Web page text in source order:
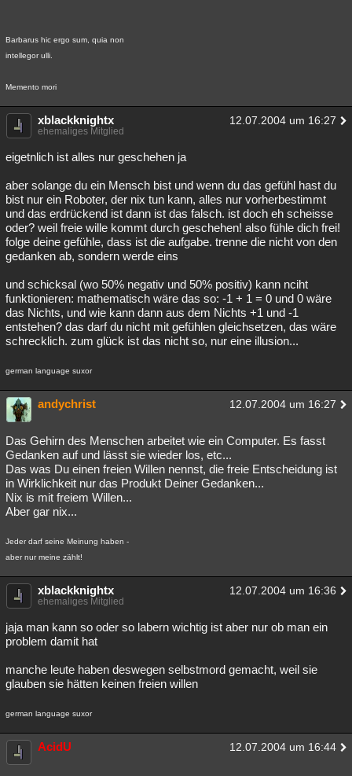
Barbarus hic ergo sum, quia non
intellegor ulli.
Memento mori
xblackknightx 12.07.2004 um 16:27
ehemaliges Mitglied
eigetnlich ist alles nur geschehen ja
aber solange du ein Mensch bist und wenn du das gefühl hast du
bist nur ein Roboter, der nix tun kann, alles nur vorherbestimmt
und das erdrückend ist dann ist das falsch. ist doch eh scheisse
oder? weil freie wille kommt durch geschehen! also fühle dich frei!
folge deine gefühle, dass ist die aufgabe. trenne die nicht von den
gedanken ab, sondern werde eins
und schicksal (wo 50% negativ und 50% positiv) kann nciht
funktionieren: mathematisch wäre das so: -1 + 1 = 0 und 0 wäre
das Nichts, und wie kann dann aus dem Nichts +1 und -1
entstehen? das darf du nicht mit gefühlen gleichsetzen, das wäre
schrecklich. zum glück ist das nicht so, nur eine illusion...
german language suxor
andychrist 12.07.2004 um 16:27
Das Gehirn des Menschen arbeitet wie ein Computer. Es fasst
Gedanken auf und lässt sie wieder los, etc...
Das was Du einen freien Willen nennst, die freie Entscheidung ist
in Wirklichkeit nur das Produkt Deiner Gedanken...
Nix is mit freiem Willen...
Aber gar nix...
Jeder darf seine Meinung haben -
aber nur meine zählt!
xblackknightx 12.07.2004 um 16:36
ehemaliges Mitglied
jaja man kann so oder so labern wichtig ist aber nur ob man ein
problem damit hat
manche leute haben deswegen selbstmord gemacht, weil sie
glauben sie hätten keinen freien willen
german language suxor
AcidU 12.07.2004 um 16:44